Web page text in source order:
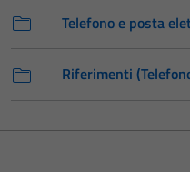
Telefono e posta
Riferimenti